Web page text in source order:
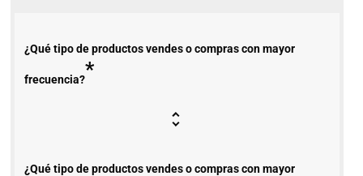
¿Qué tipo de productos vendes o compras con mayor
frecuencia?*
¿Qué tipo de productos vendes o compras con mayor